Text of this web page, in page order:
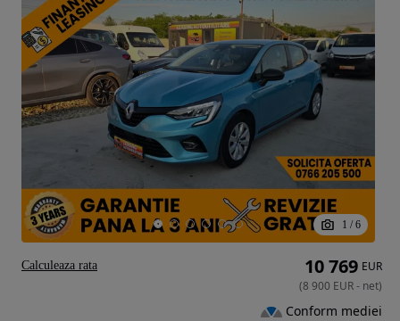
1 / 6
10 769 EUR
(8 900 EUR- net)
Conform mediei
Calculeaza rata